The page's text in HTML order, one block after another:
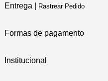
Entrega | Rastrear Pedido
Formas de pagamento
Institucional